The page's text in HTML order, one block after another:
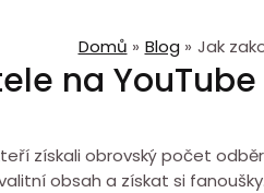
Domů Blog Jak
na YouTube
získali obrovský počet
obsah a získat si